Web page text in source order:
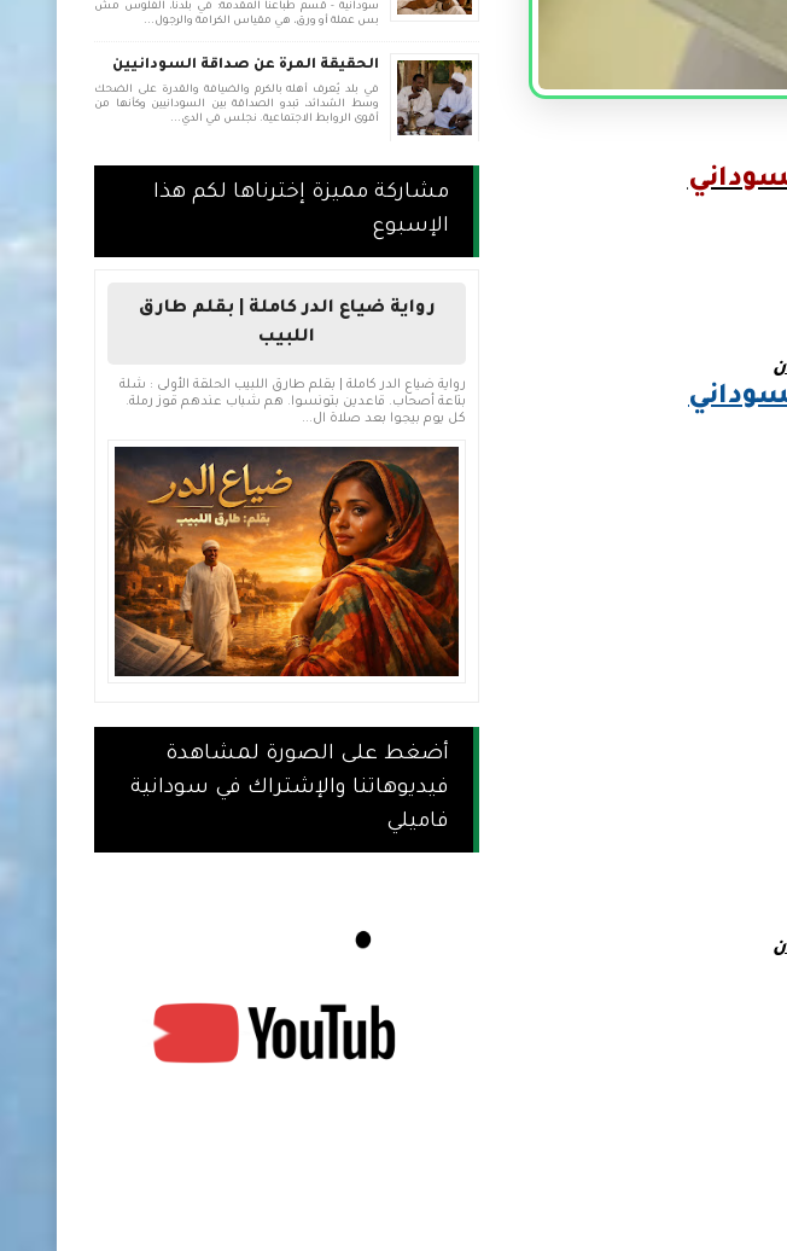
سودانية - قسم طباعنا المقدمة: في بلدنا، الفلوس مش
بس عملة أو ورق، هي مقياس الكرامة والرجول...
الحقيقة المرة عن صداقة السودانيين
في بلد يُعرف أهله بالكرم والضيافة والقدرة على الضحك
وسط الشدائد، تبدو الصداقة بين السودانيين وكأنها من
أقوى الروابط الاجتماعية. نجلس في الدي...
مشاركة مميزة إخترناها لكم هذا
الإسبوع
رواية ضياع الدر كاملة | بقلم طارق
اللبيب
رواية ضياع الدر كاملة | بقلم طارق اللبيب الحلقة الأولى : شلة
بتاعة أصحاب. قاعدين بتونسوا. هم شباب عندهم قوز رملة.
كل يوم بيجوا بعد صلاة ال...
أضغط على الصورة لمشاهدة
فيديوهاتنا والإشتراك في سودانية
فاميلي